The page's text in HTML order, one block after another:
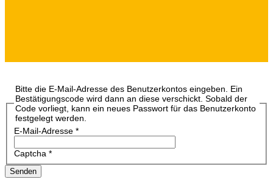
Bitte die E-Mail-Adresse des Benutzerkontos eingeben. Ein
Bestätigungscode wird dann an diese verschickt. Sobald der
Code vorliegt, kann ein neues Passwort für das Benutzerkonto
festgelegt werden.
E-Mail-Adresse*
Captcha *
Senden